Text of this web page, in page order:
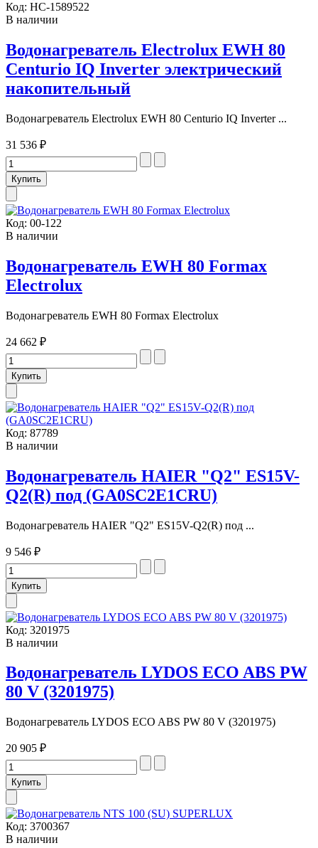
Код: НС-1589522
В наличии
Водонагреватель Electrolux EWH 80
Centurio IQ Inverter электрический
накопительный
Водонагреватель Electrolux EWH 80 Centurio IQ Inverter ...
31 536 ₽
Код: 00-122
В наличии
Водонагреватель EWH 80 Formax
Electrolux
Водонагреватель EWH 80 Formax Electrolux
24 662 ₽
Код: 87789
В наличии
Водонагреватель HAIER "Q2" ES15V-
Q2(R) под (GA0SC2E1CRU)
Водонагреватель HAIER "Q2" ES15V-Q2(R) под ...
9 546 ₽
Код: 3201975
В наличии
Водонагреватель LYDOS ECO ABS PW
80 V (3201975)
Водонагреватель LYDOS ECO ABS PW 80 V (3201975)
20 905 ₽
Код: 3700367
В наличии